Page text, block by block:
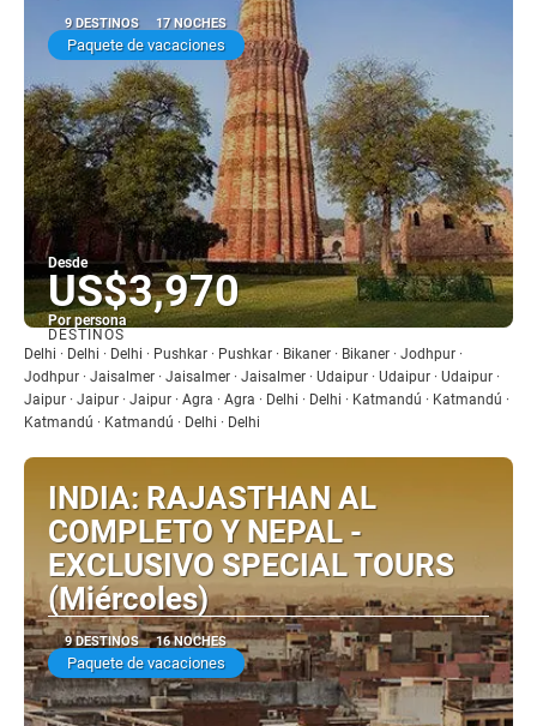
9 DESTINOS 17 NOCHES
Paquete de vacaciones
Desde
US$3,970
Por persona
Ver
DESTINOS
Delhi · Delhi · Delhi · Pushkar · Pushkar · Bikaner · Bikaner · Jodhpur ·
Jodhpur · Jaisalmer · Jaisalmer · Jaisalmer · Udaipur · Udaipur · Udaipur ·
Jaipur · Jaipur · Jaipur · Agra · Agra · Delhi · Delhi · Katmandú · Katmandú ·
Katmandú · Katmandú · Delhi · Delhi
INDIA: RAJASTHAN AL
COMPLETO Y NEPAL -
EXCLUSIVO SPECIAL TOURS
(Miércoles)
9 DESTINOS 16 NOCHES
Paquete de vacaciones